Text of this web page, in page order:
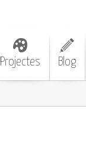
Projectes Blog